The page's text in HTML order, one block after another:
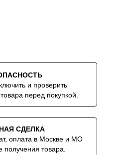
и проверить
перед покупкой.
СДЕЛКА
оплата в Москве и МО
получения товара.